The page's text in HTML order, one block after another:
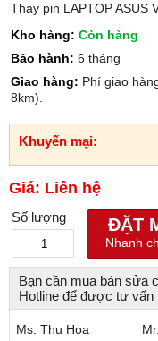
Thay pin LAPTOP ASUS
Kho hàng: Còn hàng
Bảo hành: 6 tháng
Giao hàng: Phí giao
8km).
Khuyến mại:
Giá: Liên hệ
Số lượng ĐẶT
Nhanh
Bạn cần mua bán sửa
Hotline để được tư vấn
Ms. Thu Hoa